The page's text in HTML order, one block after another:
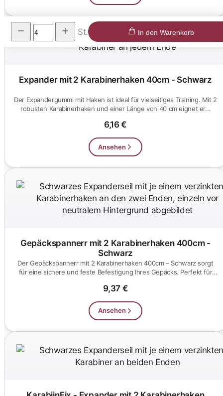
Expander mit 2 Karabinerhaken 40cm - Schwarz
Der Expandergummi mit Haken ist ideal für vielseitiges Training. Mit 2
robusten Karabinerhaken und einer Länge von 40 cm eignet er...
6,16 €
Ansehen
Gepäckspannerr mit 2 Karabinerhaken 400cm -
Schwarz
Der Gepäckspannerr mit 2 Karabinerhaken 400cm – Schwarz sorgt
für eine sichere und feste Befestigung Ihres Gepäcks. Perfekt für
9,37 €
Ansehen
St. In den Warenkorb